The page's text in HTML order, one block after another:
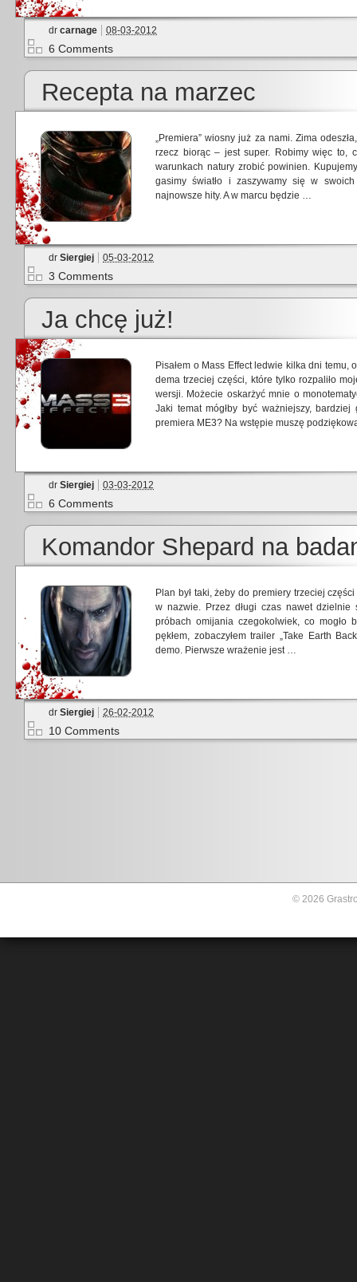
dr carnage 08-03-2012
6 Comments
Recepta na marzec
„Premiera” wiosny już za nami. Zima
rzecz biorąc – jest super. Robimy więc to,
warunkach natury zrobić powinien.
gasimy światło i zaszywamy się w
najnowsze hity. A w marcu będzie …
dr Siergiej 05-03-2012
3 Comments
Ja chcę już!
Pisałem o Mass Effect ledwie kilka dni
dema trzeciej części, które tylko rozpaliło
wersji. Możecie oskarżyć mnie o
Jaki temat mógłby być ważniejszy,
premiera ME3? Na wstępie muszę
dr Siergiej 03-03-2012
6 Comments
Komandor Shepard na
Plan był taki, żeby do premiery trzeciej
w nazwie. Przez długi czas nawet dzielnie
próbach omijania czegokolwiek, co
pękłem, zobaczyłem trailer „Take Earth
demo. Pierwsze wrażenie jest …
dr Siergiej 26-02-2012
10 Comments
© 2026